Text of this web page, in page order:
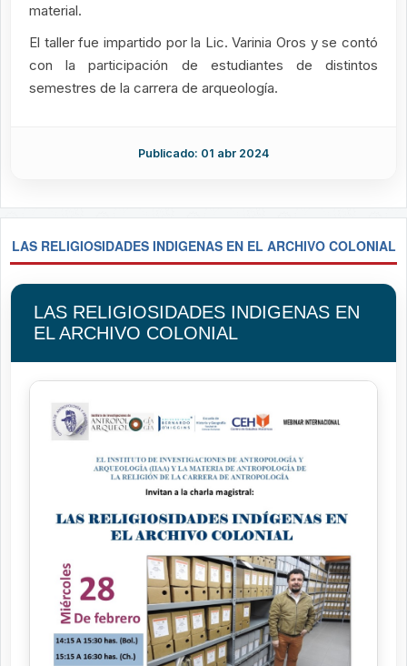
material.
El taller fue impartido por la Lic. Varinia Oros y se contó
con la participación de estudiantes de distintos
semestres de la carrera de arqueología.
Publicado: 01 abr 2024
LAS RELIGIOSIDADES INDIGENAS EN EL ARCHIVO COLONIAL
LAS RELIGIOSIDADES INDIGENAS EN
EL ARCHIVO COLONIAL